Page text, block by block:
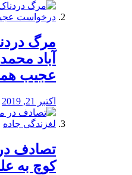
مرگ
آباد
عجیب
اکتبر 21, 2019
تصادف
کوچ به